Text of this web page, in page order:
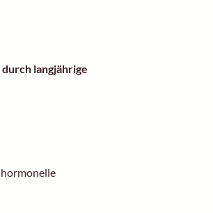
langjährige